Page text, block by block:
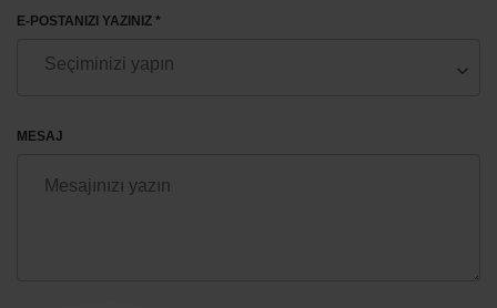
E-POSTANIZI YAZINIZ *
MESAJ